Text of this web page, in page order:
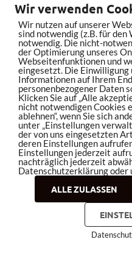
Wir verwenden
Wir nutzen auf unserer
sind notwendig (z.B. für
notwendig. Die nicht-
der Optimierung unseres
Webseitenfunktionen und
eingesetzt. Die Einwilligung
Informationen auf Ihrem
personenbezogener Daten
Klicken Sie auf „Alle
nicht notwendigen Cookies
ablehnen“, wenn Sie sich
unter „Einstellungen
der von uns eingesetzten
deren Einstellungen
Einstellungen jederzeit
nachträglich jederzeit
Datenschutzerklärung oder
ALLE ZULASSEN